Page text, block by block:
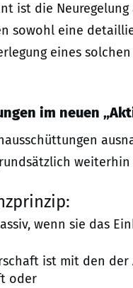
ist die
sowohl eine
eines
im neuen
wenn sie das
ist mit den der
oder